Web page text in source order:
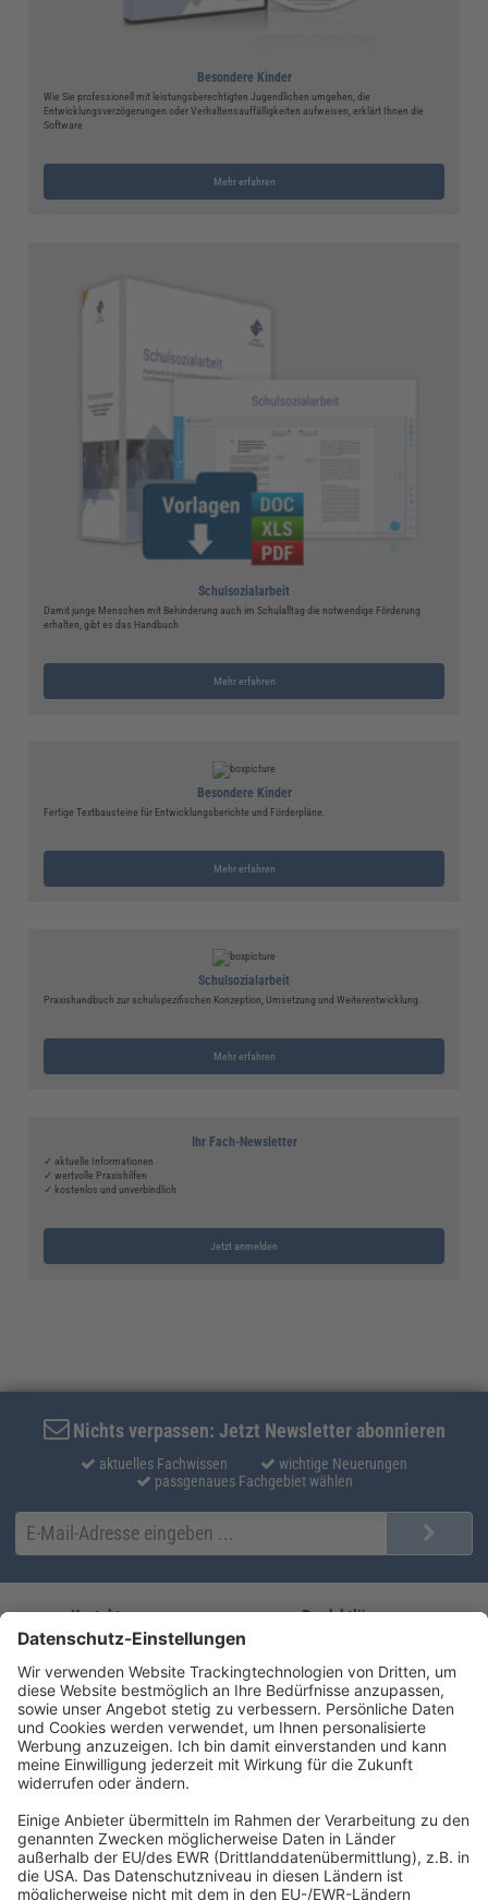
Besondere Kinder
Wie Sie professionell mit leistungsberechtigten Jugendlichen umgehen, die
Entwicklungsverzögerungen oder Verhaltensauffälligkeiten aufweisen, erklärt Ihnen die
Software
Mehr erfahren
Schulsozialarbeit
Damit junge Menschen mit Behinderung auch im Schulalltag die notwendige Förderung
erhalten, gibt es das Handbuch
Mehr erfahren
Besondere Kinder
Fertige Textbausteine für Entwicklungsberichte und Förderpläne.
Mehr erfahren
Schulsozialarbeit
Praxishandbuch zur schulspezifischen Konzeption, Umsetzung und Weiterentwicklung.
Mehr erfahren
Ihr Fach-Newsletter
✓ aktuelle Informationen
✓ wertvolle Praxishilfen
✓ kostenlos und unverbindlich
Jetzt anmelden
Nichts verpassen: Jetzt Newsletter abonnieren
aktuelles Fachwissen
wichtige Neuerungen
passgenaues Fachgebiet wählen
Kontakt
Sie erreichen uns unter:
(08233) 38 11 23
service@forum-verlag.com
Mo-Do 07:30 - 17:00 Uhr
Fr 07:30 - 15:00 Uhr
Produktlösungen
AKADEMIE HERKERT
Unsere Marken
Folgen Sie uns